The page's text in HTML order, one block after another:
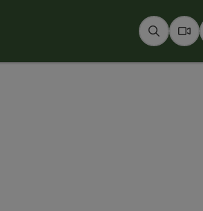
Suchen